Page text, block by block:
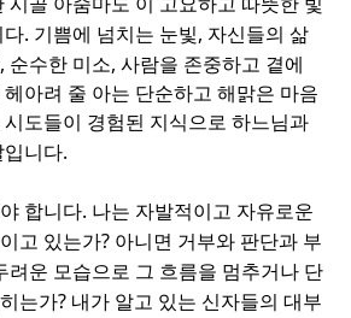
다. 기쁨에 넘치는 눈빛, 자신들의 삶
, 순수한 미소,사람을 존중하고 곁에
아려 줄 아는 단순하고 해맑은 마음
도들이 경험된 지식으로 하느님과
입니다.
합니다. 나는 자발적이고 자유로운
고 있는가? 아니면 거부와 판단과 부
려운 모습으로 그 흐름을 멈추거나 단
는가? 내가 알고 있는 신자들의 대부